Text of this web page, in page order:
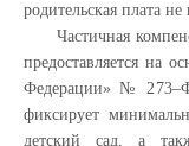
родительская плата не
Частичная
предоставляется на
Федерации» №
фиксирует
детский сад, а